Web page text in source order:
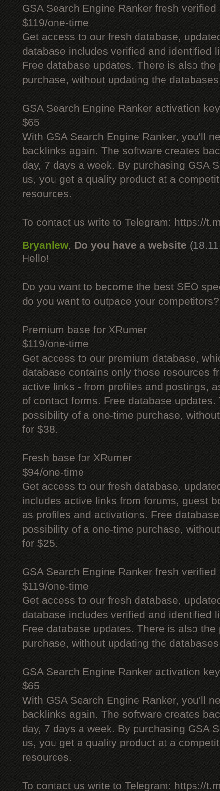
GSA Search Engine Ranker fresh verified
$119/one-time
Get access to our fresh database,
database includes verified and identified
Free database updates. There is also
purchase, without updating the
GSA Search Engine Ranker activation key
$65
With GSA Search Engine Ranker, you'll
backlinks again. The software creates
day, 7 days a week. By purchasing GSA
us, you get a quality product at a
resources.
To contact us write to Telegram: https://
Bryanlew, Do you have a website
Hello!
Do you want to become the best SEO
do you want to outpace your competitors?
Premium base for XRumer
$119/one-time
Get access to our premium database,
database contains only those resources
active links - from profiles and postings,
of contact forms. Free database updates.
possibility of a one-time purchase,
for $38.
Fresh base for XRumer
$94/one-time
Get access to our fresh database,
includes active links from forums, guest
as profiles and activations. Free
possibility of a one-time purchase,
for $25.
GSA Search Engine Ranker fresh verified
$119/one-time
Get access to our fresh database,
database includes verified and identified
Free database updates. There is also
purchase, without updating the
GSA Search Engine Ranker activation key
$65
With GSA Search Engine Ranker, you'll
backlinks again. The software creates
day, 7 days a week. By purchasing GSA
us, you get a quality product at a
resources.
To contact us write to Telegram: https://